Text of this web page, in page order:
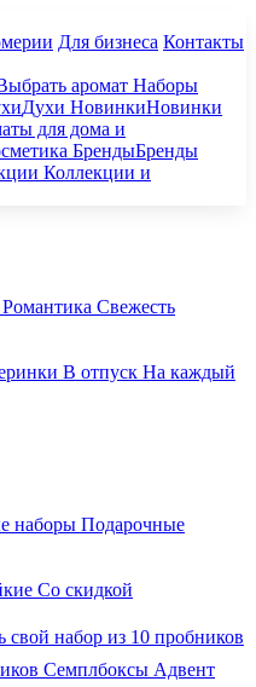
Для бизнеса Контакты
аромат Наборы
Духи НовинкиНовинки
для дома и
БрендыБренды
Коллекции и
Романтика Свежесть
В отпуск На каждый
наборы Подарочные
Со скидкой
свой набор из 10 пробников
Семплбоксы Адвент